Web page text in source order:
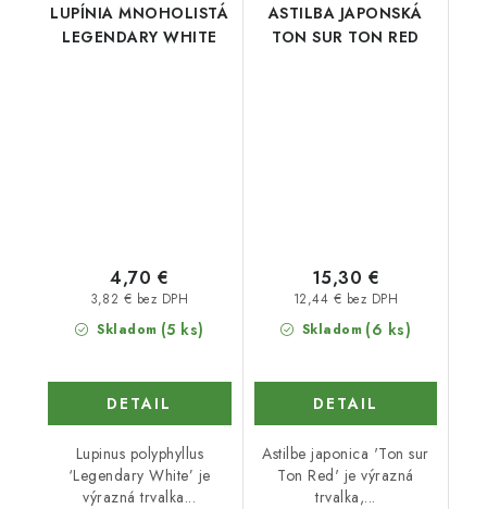
LUPÍNIA MNOHOLISTÁ
LEGENDARY WHITE
Skladom (5 ks)
3,82 € bez DPH
4,70 €
DETAIL
Lupinus polyphyllus
‘Legendary White’ je
výrazná trvalka...
ASTILBA JAPONSKÁ
TON SUR TON RED
Skladom (6 ks)
12,44 € bez DPH
15,30 €
DETAIL
Astilbe japonica 'Ton sur
Ton Red' je výrazná
trvalka,...